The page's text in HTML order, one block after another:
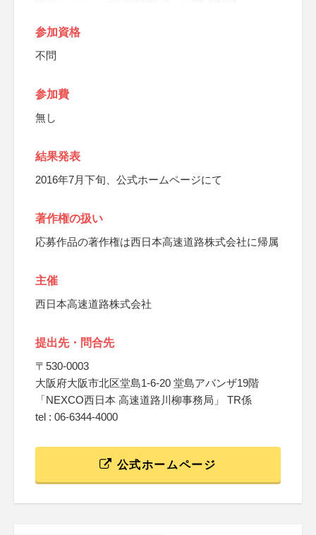
参加資格
不問
参加費
無し
結果発表
2016年7月下旬、公式ホームページにて
著作権の扱い
応募作品の著作権は西日本高速道路株式会社に帰属
主催
西日本高速道路株式会社
提出先・問合先
〒530-0003
大阪府大阪市北区堂島1-6-20 堂島アバンザ19階
「NEXCO西日本 高速道路川柳事務局」 TR係
tel : 06-6344-4000
公式ホームページ